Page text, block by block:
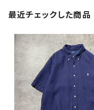
最近チェックした商品